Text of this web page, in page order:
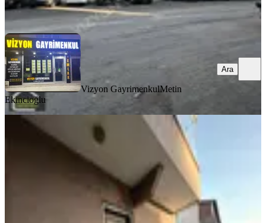
Vizyon GayrimenkulMetin
Ekincioğlu
Ara
YENİ
Landmark'tan Tuzla İçmelerde Eşyalı
Kiralık 2+1
Tuzla, İçmeler Mahallesi
90 m²· 1. Kat ·02.08.2026
37.500 ₺